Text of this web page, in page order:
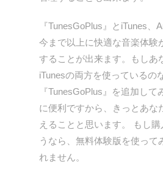
『TunesGoPlus』とiTunes、
今まで以上に快適な音楽体験
することが出来ます。もしあ
iTunesの両方を使っているの
『TunesGoPlus』を追加して
に便利ですから、きっとあな
えることと思います。 もし
うなら、無料体験版を使って
れません。